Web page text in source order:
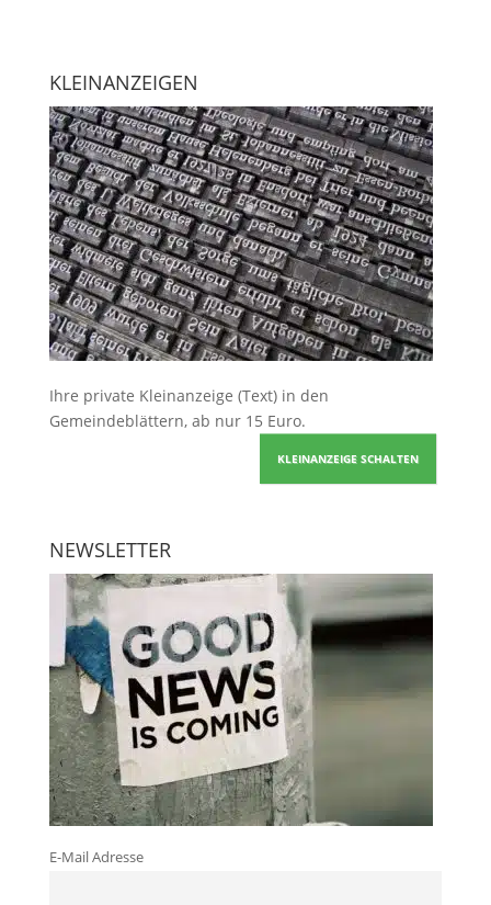
KLEINANZEIGEN
Ihre private Kleinanzeige (Text) in den
Gemeindeblättern, ab nur 15 Euro.
KLEINANZEIGE SCHALTEN
NEWSLETTER
E-Mail Adresse